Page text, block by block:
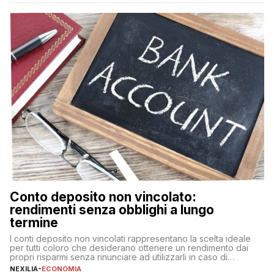
fare se non […]
Conto deposito non vincolato:
rendimenti senza obblighi a lungo
termine
I conti deposito non vincolati rappresentano la scelta ideale
per tutti coloro che desiderano ottenere un rendimento dai
propri risparmi senza rinunciare ad utilizzarli in caso di
necessità. A differenza delle forme vincolate tradizionali,
NEXILIA-ECONOMIA